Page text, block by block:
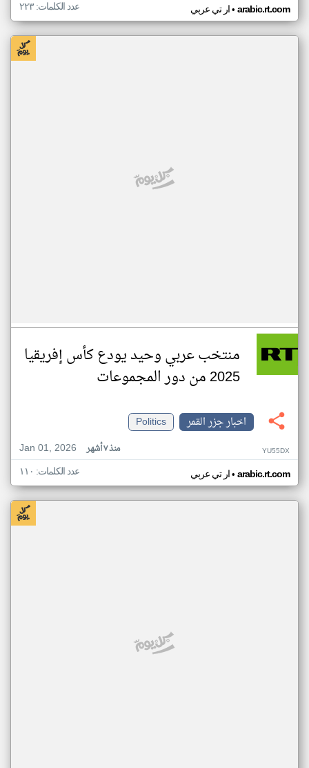
ار تي عربي• arabic.rt.com عدد الكلمات: ٢٢٣
منتخب عربي وحيد يودع كأس إفريقيا
2025 من دور المجموعات
اخبار جزر القمر
Politics
Jan 01, 2026
منذ ٧ أشهر YU55DX
ار تي عربي• arabic.rt.com عدد الكلمات: ١١٠